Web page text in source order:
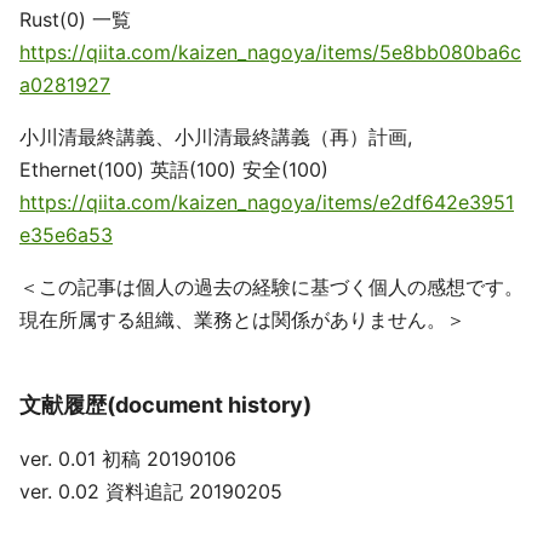
Rust(0) 一覧
https://qiita.com/kaizen_nagoya/items/5e8bb080ba6c
a0281927
小川清最終講義、小川清最終講義（再）計画,
Ethernet(100) 英語(100) 安全(100)
https://qiita.com/kaizen_nagoya/items/e2df642e3951
e35e6a53
＜この記事は個人の過去の経験に基づく個人の感想です。
現在所属する組織、業務とは関係がありません。＞
文献履歴(document history)
ver. 0.01 初稿 20190106
ver. 0.02 資料追記 20190205